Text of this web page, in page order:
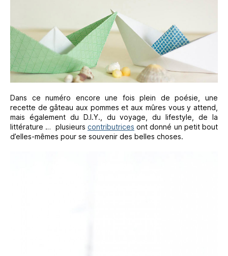
Dans ce numéro encore une fois plein de poésie, une
recette de gâteau aux pommes et aux mûres vous y attend,
mais également du D.I.Y., du voyage, du lifestyle, de la
littérature … plusieurs contributrices ont donné un petit bout
d’elles-mêmes pour se souvenir des belles choses.